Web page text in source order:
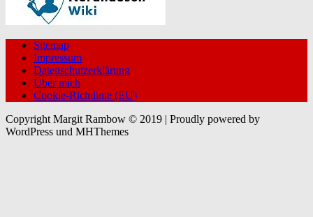
Sitemap
Impressum
Datenschutzerklärung
Über mich
Cookie-Richtlinie (EU)
Copyright Margit Rambow © 2019 | Proudly powered by
WordPress und MHThemes